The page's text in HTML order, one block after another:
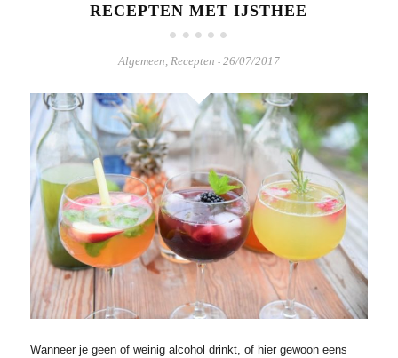
RECEPTEN MET IJSTHEE
Algemeen Recepten - 26/07/2017
Wanneer je geen of weinig alcohol drinkt, of hier gewoon eens